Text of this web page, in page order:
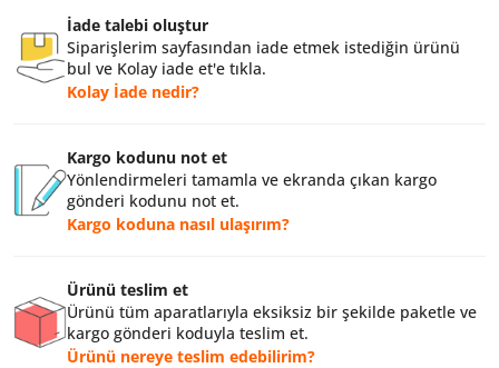
İade talebi oluştur
Siparişlerim sayfasından iade etmek istediğin ürünü
bul ve Kolay iade et'e tıkla.
Kolay İade nedir?
Kargo kodunu not et
Yönlendirmeleri tamamla ve ekranda çıkan kargo
gönderi kodunu not et.
Kargo koduna nasıl ulaşırım?
Ürünü teslim et
Ürünü tüm aparatlarıyla eksiksiz bir şekilde paketle ve
kargo gönderi koduyla teslim et.
Ürünü nereye teslim edebilirim?